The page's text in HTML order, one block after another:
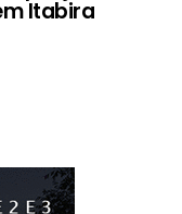
Itabira